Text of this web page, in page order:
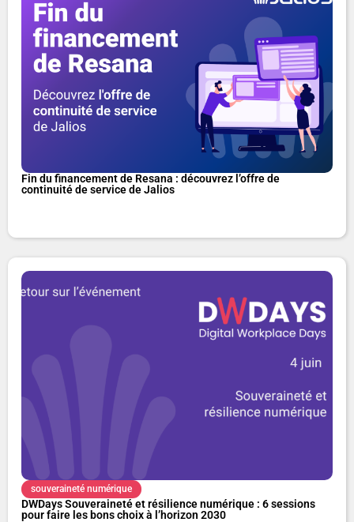
Fin du financement de Resana : découvrez l’offre de
continuité de service de Jalios
souveraineté numérique
DWDays Souveraineté et résilience numérique : 6 sessions
pour faire les bons choix à l’horizon 2030